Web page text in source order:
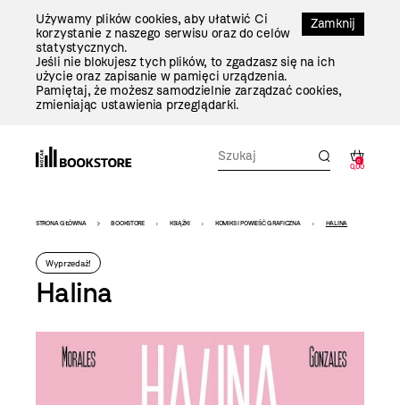
Zamknij
Używamy plików cookies, aby ułatwić Ci
korzystanie z naszego serwisu oraz do celów
statystycznych.
Jeśli nie blokujesz tych plików, to zgadzasz się na ich
użycie oraz zapisanie w pamięci urządzenia.
Pamiętaj, że możesz samodzielnie zarządzać cookies,
zmieniając ustawienia przeglądarki.
0
0,00
Bookstore
-
szablon
szczegóły
STRONA GŁÓWNA BOOKSTORE KSIĄŻKI KOMIKS I POWIEŚĆ GRAFICZNA HALINA
Wyprzedaż!
Halina